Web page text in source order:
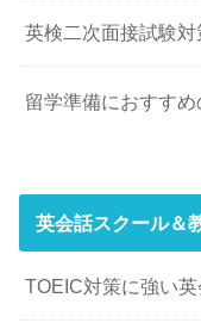
英検二次面接試験
留学準備におすす
英会話スクール＆
TOEIC対策に強い